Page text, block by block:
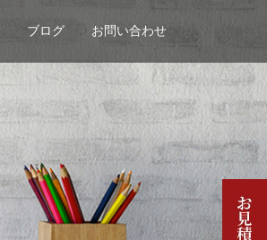
ブログ お問い合わせ